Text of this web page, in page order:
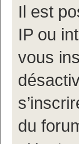
Il est
IP ou
vous
du